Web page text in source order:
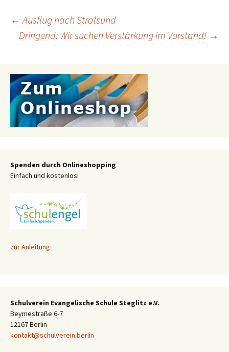
Beitragsnavigation
← Ausflug nach Stralsund
Dringend: Wir suchen Verstärkung im Vorstand! →
Spenden durch Onlineshopping
Einfach und kostenlos!
zur Anleitung
Schulverein Evangelische Schule Steglitz e.V.
Beymestraße 6-7
12167 Berlin
kontakt@schulverein.berlin